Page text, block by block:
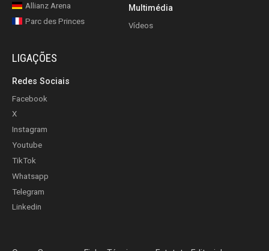
Allianz Arena
Parc des Princes
Multimédia
Vídeos
LIGAÇÕES
Redes Sociais
Facebook
X
Instagram
Youtube
TikTok
Whatsapp
Telegram
Linkedin